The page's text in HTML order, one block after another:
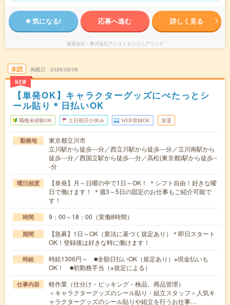
気になる! 応募へ進む 詳しく見る
派遣会社 株式会社アシストエンジニアリング
未読
NEW
掲載日 2026/08/06
【単発OK】キャラクターグッズにぺたっとシ
ール貼り＊日払いOK
職種未経験OK 土日祝日が休み WEB登録OK 派遣
勤務地
東京都立川市
立川駅から徒歩---分／西立川駅から徒歩---分／立川南駅から
徒歩---分／西国立駅から徒歩---分／高松(東京都)駅から徒歩--
-分
曜日頻度
【単発】月～日曜の中で1日～OK！ ＊シフト自由！好きな曜
日で働けます！ ＊週3～5日の固定のお仕事もご紹介可能で
す！
時間 9：00～18：00（実働8時間）
期間
【急募】1日～OK（業法に基づく規定あり）＊即日スタート
OK！登録後は好きな時に働けます！
時給
時給1306円～ ■全額日払いOK（規定あり）※現金払いも
OK！ ■初勤務手当（※規定による）
仕事内容
軽作業（仕分け・ピッキング・検品、商品管理）
＜キャラクターグッズのシール貼り・組立スタッフ＞人気キ
ャラクターグッズのシール貼りや組立を行うお仕事…